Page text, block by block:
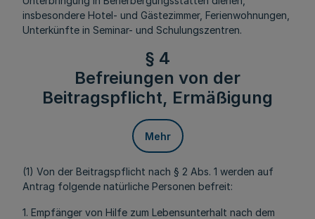
insbesondere Hotel- und Gästezimmer, Ferienwohnungen,
Unterkünfte in Seminar- und Schulungszentren.
§ 4
Befreiungen von der
Beitragspflicht, Ermäßigung
Mehr
(1) Von der Beitragspflicht nach § 2 Abs. 1 werden auf
Antrag folgende natürliche Personen befreit:
1. Empfänger von Hilfe zum Lebensunterhalt nach dem